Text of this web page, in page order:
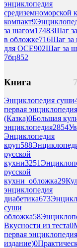
энциклопедия
средиземноморской
компакт9
за шагом17483Шаг
в обложке716Шаг за
для ОСЕ902Шаг за
7бц852
Книга
Энциклопедия суши
первая энциклопедия
(Казка)0Большая
энциклопедия2854
Энциклопедия
круп588
русской
кухни3251
русской
кухни_обложка29
энциклопедия
диабетика673
суши
обложка58
Вкусности из теста0
первая
издание)0